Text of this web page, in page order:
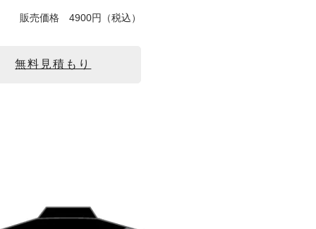
販売価格 4900円（税込）
無料見積もり